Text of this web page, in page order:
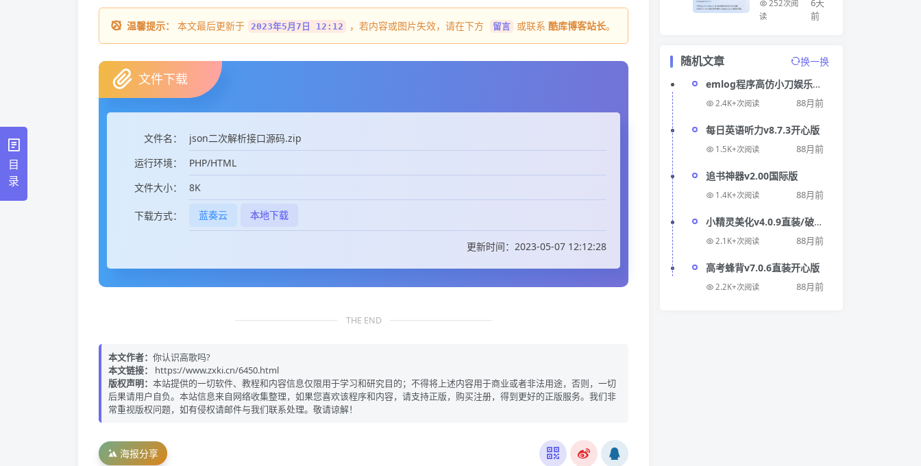
温馨提示： 本文最后更新于 2023年5月7日 12:12 ，若内容或图片失效，请在下方 留言 或联系 酷库博客站长。
文件下载
文件名：
json二次解析接口源码.zip
运行环境：
PHP/HTML
文件大小：
8K
下载方式： 蓝奏云 本地下载
更新时间：2023-05-07 12:12:28
THE END
本文作者： 你认识高歌吗?
本文链接：
https://www.zxki.cn/6450.html
版权声明： 本站提供的一切软件、教程和内容信息仅限用于学习和研究目的；不得将上述内容用于商业或者非法用途，否则，一切
后果请用户自负。本站信息来自网络收集整理，如果您喜欢该程序和内容，请支持正版，购买注册，得到更好的正版服务。我们非
常重视版权问题，如有侵权请邮件与我们联系处理。敬请谅解！
海报分享
252次阅
读
6天
前
随机文章
换一换
emlog程序高仿小刀娱乐网
模板2.4K+次阅读 88月前
每日英语听力v8.7.3开心版
1.5K+次阅读 88月前
追书神器v2.00国际版
1.4K+次阅读 88月前
小精灵美化v4.0.9直装/破解/
高级2.1K+次阅读 88月前
高考蜂背v7.0.6直装开心版
2.2K+次阅读 88月前
目
录